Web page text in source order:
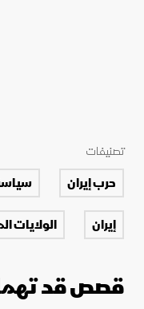
تصنيفات
حرب إيران
إيران
الولايات
قصص قد